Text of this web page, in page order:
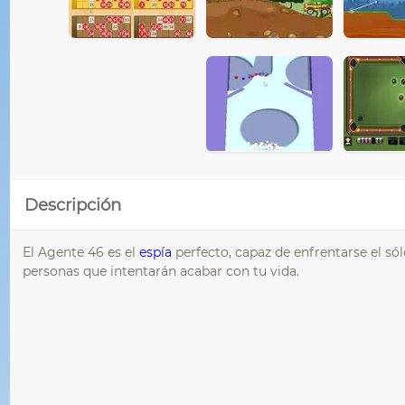
Descripción
El Agente 46 es el espía perfecto, capaz de enfrentarse el
personas que intentarán acabar con tu vida.